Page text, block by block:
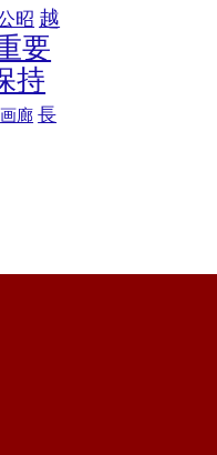
昭 越
要
持
廊 長